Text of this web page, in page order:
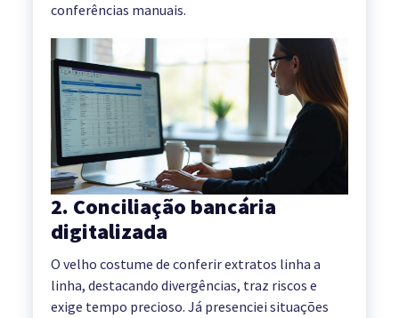
conferências manuais.
2. Conciliação bancária
digitalizada
O velho costume de conferir extratos linha a
linha, destacando divergências, traz riscos e
exige tempo precioso. Já presenciei situações